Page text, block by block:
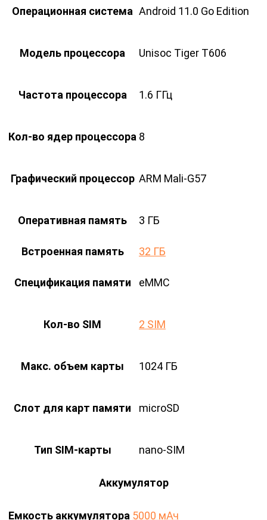
Операционная система Android 11.0 Go Edition
Модель процессора Unisoc Tiger T606
Частота процессора 1.6 ГГц
Кол-во ядер процессора 8
Графический процессор ARM Mali-G57
Оперативная память 3 ГБ
Встроенная память 32 ГБ
Спецификация памяти eMMC
Кол-во SIM 2 SIM
Макс. объем карты 1024 ГБ
Слот для карт памяти microSD
Тип SIM-карты nano-SIM
Аккумулятор
Емкость аккумулятора 5000 мАч